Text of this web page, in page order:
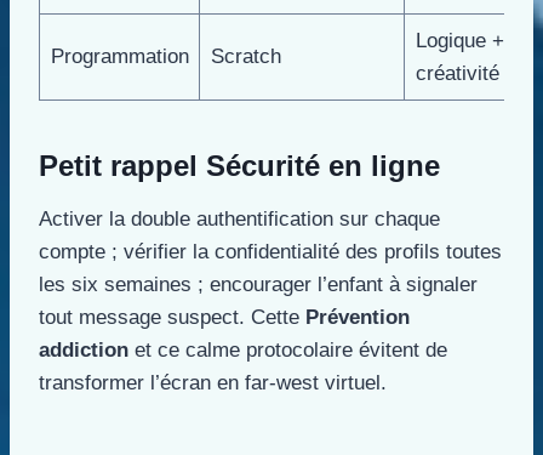
Programmation Scratch
Logique +
créativité
Petit rappel Sécurité en ligne
Activer la double authentification sur chaque
compte ; vérifier la confidentialité des profils toutes
les six semaines ; encourager l’enfant à signaler
tout message suspect. Cette Prévention
addiction et ce calme protocolaire évitent de
transformer l’écran en far-west virtuel.